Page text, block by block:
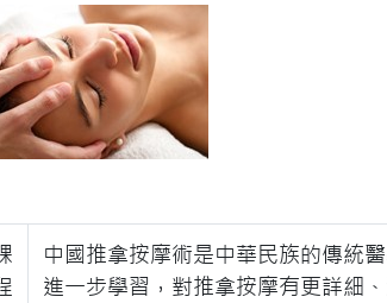
中國推拿按摩術是中華民族的傳統
進一步學習，對推拿按摩有更詳細